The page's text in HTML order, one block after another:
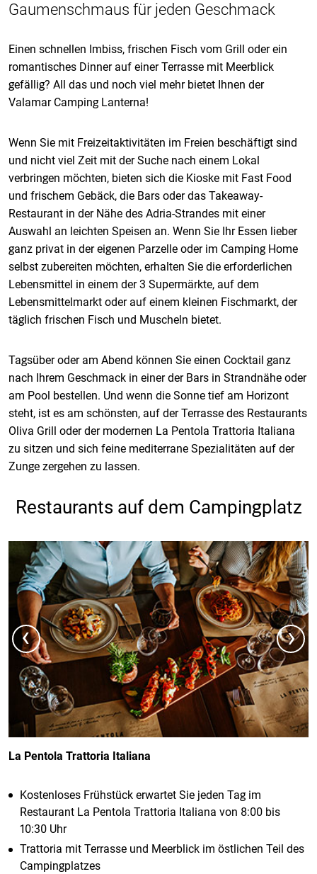
Gaumenschmaus für jeden Geschmack
Einen schnellen Imbiss, frischen Fisch vom Grill oder ein
romantisches Dinner auf einer Terrasse mit Meerblick
gefällig? All das und noch viel mehr bietet Ihnen der
Valamar Camping Lanterna!
Wenn Sie mit Freizeitaktivitäten im Freien beschäftigt sind
und nicht viel Zeit mit der Suche nach einem Lokal
verbringen möchten, bieten sich die Kioske mit Fast Food
und frischem Gebäck, die Bars oder das Takeaway-
Restaurant in der Nähe des Adria-Strandes mit einer
Auswahl an leichten Speisen an. Wenn Sie Ihr Essen lieber
ganz privat in der eigenen Parzelle oder im Camping Home
selbst zubereiten möchten, erhalten Sie die erforderlichen
Lebensmittel in einem der 3 Supermärkte, auf dem
Lebensmittelmarkt oder auf einem kleinen Fischmarkt, der
täglich frischen Fisch und Muscheln bietet.
Tagsüber oder am Abend können Sie einen Cocktail ganz
nach Ihrem Geschmack in einer der Bars in Strandnähe oder
am Pool bestellen. Und wenn die Sonne tief am Horizont
steht, ist es am schönsten, auf der Terrasse des Restaurants
Oliva Grill oder der modernen La Pentola Trattoria Italiana
zu sitzen und sich feine mediterrane Spezialitäten auf der
Zunge zergehen zu lassen.
Restaurants auf dem Campingplatz
‹ ›
La Pentola Trattoria Italiana
Kostenloses Frühstück erwartet Sie jeden Tag im
Restaurant La Pentola Trattoria Italiana von 8:00 bis
10:30 Uhr
Trattoria mit Terrasse und Meerblick im östlichen Teil des
Campingplatzes